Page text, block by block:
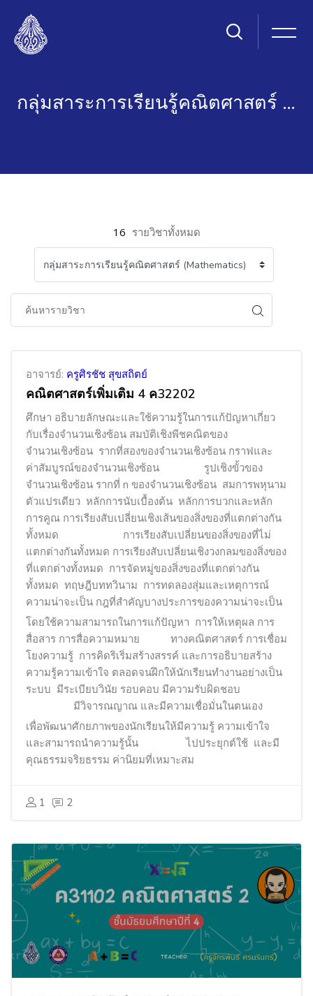
กลุ่มสาระการเรียนรู้คณิตศาสตร์ (MATHEMATICS)
16 รายวิชาทั้งหมด
อาจารย์: ครูศิรชัช สุขสถิตย์
คณิตศาสตร์เพิ่มเติม 4 ค32202
ศึกษา อธิบายลักษณะและใช้ความรู้ในการแก้ปัญหาเกี่ยว
กับเรื่องจำนวนเชิงซ้อน สมบัติเชิงพีชคณิตของ
จำนวนเชิงซ้อน รากที่สองของจำนวนเชิงซ้อน กราฟและ
ค่าสัมบูรณ์ของจำนวนเชิงซ้อน รูปเชิงขั้วของ
จำนวนเชิงซ้อน รากที่ n ของจำนวนเชิงซ้อน สมการพหุนาม
ตัวแปรเดียว หลักการนับเบื้องต้น หลักการบวกและหลัก
การคูณ การเรียงสับเปลี่ยนเชิงเส้นของสิ่งของที่แตกต่างกัน
ทั้งหมด การเรียงสับเปลี่ยนของสิ่งของที่ไม่
แตกต่างกันทั้งหมด การเรียงสับเปลี่ยนเชิงวงกลมของสิ่งของ
ที่แตกต่างทั้งหมด การจัดหมู่ของสิ่งของที่แตกต่างกัน
ทั้งหมด ทฤษฎีบททวินาม การทดลองสุ่มและเหตุการณ์
ความน่าจะเป็น กฎที่สำคัญบางประการของความน่าจะเป็น
โดยใช้ความสามารถในการแก้ปัญหา การให้เหตุผล การ
สื่อสาร การสื่อความหมาย ทางคณิตศาสตร์ การเชื่อม
โยงความรู้ การคิดริเริ่มสร้างสรรค์ และการอธิบายสร้าง
ความรู้ความเข้าใจ ตลอดจนฝึกให้นักเรียนทำงานอย่างเป็น
ระบบ มีระเบียบวินัย รอบคอบ มีความรับผิดชอบ
มีวิจารณญาณ และมีความเชื่อมั่นในตนเอง
เพื่อพัฒนาศักยภาพของนักเรียนให้มีความรู้ ความเข้าใจ
และสามารถนำความรู้นั้น
ไปประยุกต์ใช้ และมี
คุณธรรมจริยธรรม ค่านิยมที่เหมาะสม
1 2